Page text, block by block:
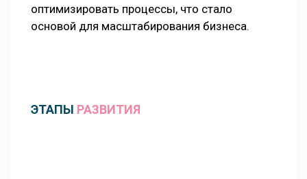
оптимизировать процессы, что стало
основой для масштабирования бизнеса.
ЭТАПЫ РАЗВИТИЯ